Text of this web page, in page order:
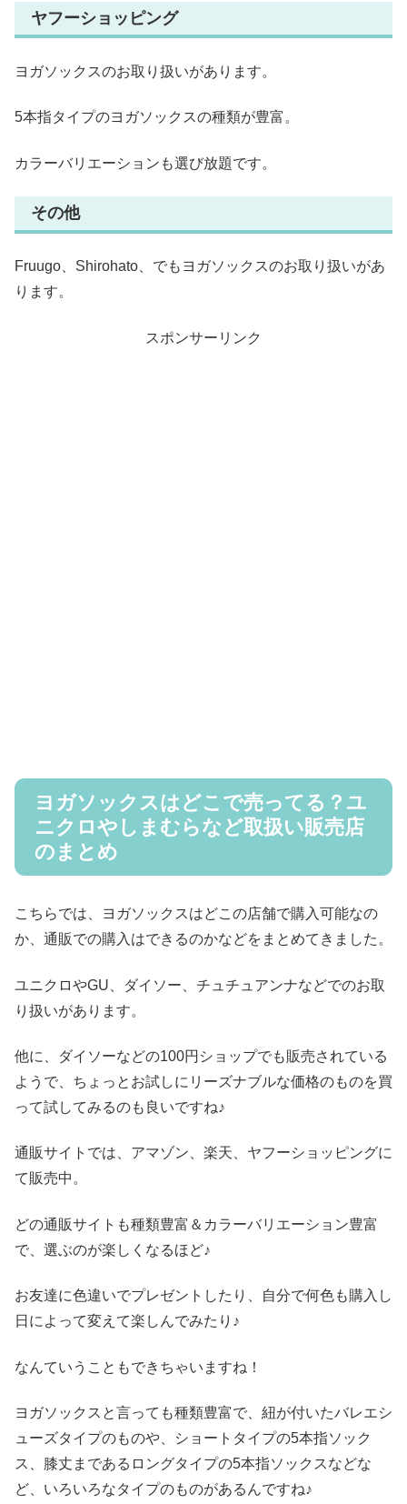
ヤフーショッピング
ヨガソックスのお取り扱いがあります。
5本指タイプのヨガソックスの種類が豊富。
カラーバリエーションも選び放題です。
その他
Fruugo、Shirohato、でもヨガソックスのお取り扱いがあ
ります。
スポンサーリンク
ヨガソックスはどこで売ってる？ユ
ニクロやしまむらなど取扱い販売店
のまとめ
こちらでは、ヨガソックスはどこの店舗で購入可能なの
か、通販での購入はできるのかなどをまとめてきました。
ユニクロやGU、ダイソー、チュチュアンナなどでのお取
り扱いがあります。
他に、ダイソーなどの100円ショップでも販売されている
ようで、ちょっとお試しにリーズナブルな価格のものを買
って試してみるのも良いですね♪
通販サイトでは、アマゾン、楽天、ヤフーショッピングに
て販売中。
どの通販サイトも種類豊富＆カラーバリエーション豊富
で、選ぶのが楽しくなるほど♪
お友達に色違いでプレゼントしたり、自分で何色も購入し
日によって変えて楽しんでみたり♪
なんていうこともできちゃいますね！
ヨガソックスと言っても種類豊富で、紐が付いたバレエシ
ューズタイプのものや、ショートタイプの5本指ソック
ス、膝丈まであるロングタイプの5本指ソックスなどな
ど、いろいろなタイプのものがあるんですね♪